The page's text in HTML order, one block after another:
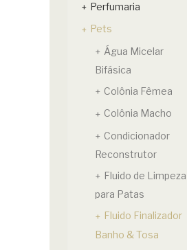
Perfumaria
Pets
Água Micelar
Bifásica
Colônia Fêmea
Colônia Macho
Condicionador
Reconstrutor
Fluido de Limpeza
para Patas
Fluido Finalizador
Banho & Tosa